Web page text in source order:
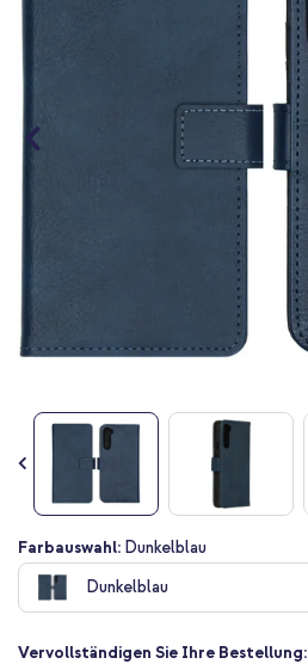
Zum
Anfang
Bildgalerie
Farbauswahl: Dunkelblau
Dunkelblau
Vervollständigen Sie Ihre Bestellung: